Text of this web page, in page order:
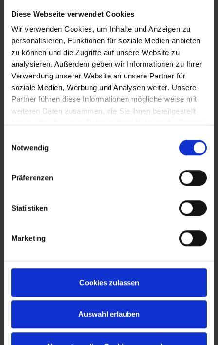
Diese Webseite verwendet Cookies
Wir verwenden Cookies, um Inhalte und Anzeigen zu
personalisieren, Funktionen für soziale Medien anbieten
zu können und die Zugriffe auf unsere Website zu
analysieren. Außerdem geben wir Informationen zu Ihrer
Verwendung unserer Website an unsere Partner für
soziale Medien, Werbung und Analysen weiter. Unsere
Partner führen diese Informationen möglicherweise mit
weiteren Daten zusammen, die Sie ihnen bereitgestellt
Notwendig
Präferenzen
Statistiken
Marketing
Cookies zulassen
Auswahl erlauben